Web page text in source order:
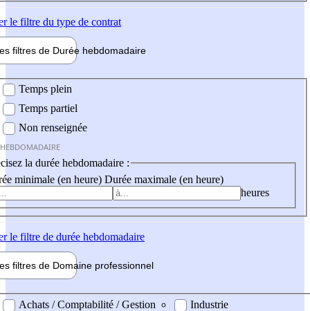
le filtre du type de contrat
filtres de Durée hebdomadaire
Temps plein
Temps partiel
Non renseignée
la durée hebdomadaire :
minimale (en heure) Durée maximale (en heure)
heures
le filtre de durée hebdomadaire
filtres de Domaine professionnel
professionel
Achats / Comptabilité / Gestion
Industrie